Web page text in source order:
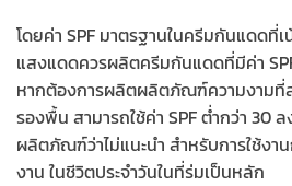
โดยค่า SPF มาตรฐานในครีมกันแดดที่
แสงแดดควรผลิตครีมกันแดดที่มีค่า
หากต้องการผลิตผลิตภัณฑ์ความงามที่
รองพื้น สามารถใช้ค่า SPF ต่ำกว่า 30
ผลิตภัณฑ์ว่าไม่แนะนำ สำหรับการใช้งา
งาน ในชีวิตประจำวันในที่ร่มเป็นหลัก